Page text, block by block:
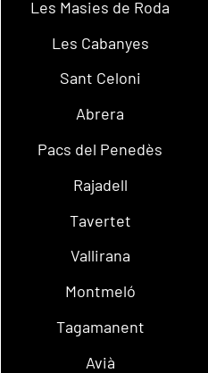
Les Masies de Roda
Les Cabanyes
Sant Celoni
Abrera
Pacs del Penedès
Rajadell
Tavertet
Vallirana
Montmeló
Tagamanent
Avià